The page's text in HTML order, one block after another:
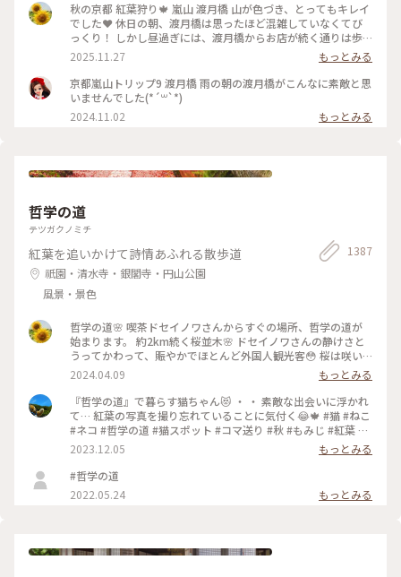
秋の京都 紅葉狩り🍁 嵐山 渡月橋 山が色づき、とってもキレイ
でした❤️ 休日の朝、渡月橋は思ったほど混雑していなくてび
っくり！ しかし昼過ぎには、渡月橋からお店が続く通りは歩
行者天国になり多くの人でごったがえし、ボート乗り場では長
蛇の列で60分待ちになってました😳 2025.11.23 #渡月橋 #紅
葉 #嵐山 #京都 #ことりっぷ #秋の装い
2025.11.27
もっとみる
京都嵐山トリップ9 渡月橋 雨の朝の渡月橋がこんなに素敵と思
いませんでした(*´꒳`*)
2024.11.02
もっとみる
哲学の道
テツガクノミチ
紅葉を追いかけて詩情あふれる散歩道
祇園・清水寺・銀閣寺・円山公園
風景・景色
1387
哲学の道🌸 喫茶ドセイノワさんからすぐの場所、哲学の道が
始まります。 約2km続く桜並木🌸 ドセイノワさんの静けさと
うってかわって、賑やかでほとんど外国人観光客😳 桜は咲い
ているのに異国を旅行しているような気分になります☺️ 途中
で霊鑑寺に寄りながら、気持ちのいいお散歩になりました🌸 #
哲学の道 #桜 #お花見 #京都 #春色さがし #電車旅
2024.04.09
もっとみる
『哲学の道』で暮らす猫ちゃん😻 ・ ・ 素敵な出会いに浮かれ
て… 紅葉の写真を撮り忘れていることに気付く😂🍁 #猫 #ねこ
#ネコ #哲学の道 #猫スポット #コマ送り #秋 #もみじ #紅葉 #
京都紅葉 #京都散策 #京都 #左京区 #岡崎エリア #kyoto #こと
りっぷ京都 #私のことりっぷ旅 #カフー
2023.12.05
もっとみる
#哲学の道
2022.05.24
もっとみる